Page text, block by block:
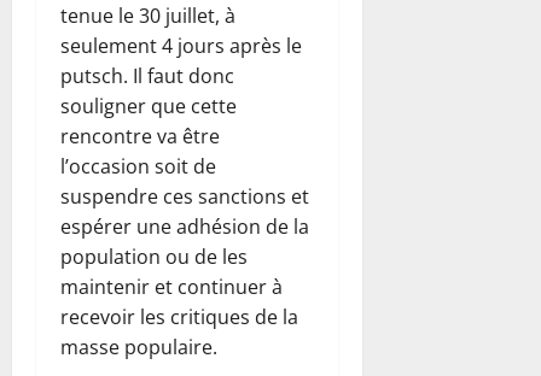
tenue le 30 juillet, à
seulement 4 jours après le
putsch. Il faut donc
souligner que cette
rencontre va être
l’occasion soit de
suspendre ces sanctions et
espérer une adhésion de la
population ou de les
maintenir et continuer à
recevoir les critiques de la
masse populaire.